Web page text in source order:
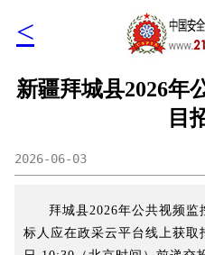
<
新疆拜城县2026年
目
2026-06-03
拜城县2026年公共视频
标人应在政采云平台线上获取